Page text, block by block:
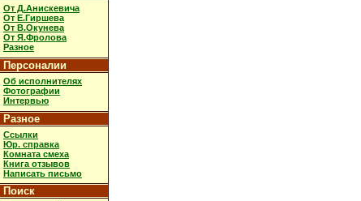
От Д.Анискевича
От Е.Гиршева
От В.Окунева
От Я.Фролова
Разное
Персоналии
Об исполнителях
Фотографии
Интервью
Разное
Ссылки
Юр. справка
Комната смеха
Книга отзывов
Написать письмо
Поиск